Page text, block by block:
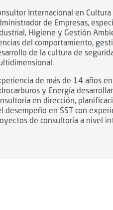
Internacional en Cultura
de Empresas,
Higiene y Gestión
del comportamiento,
de la cultura de
de más de 14 años
y Energía
en dirección,
desempeño en SST con
de consultoría a nivel